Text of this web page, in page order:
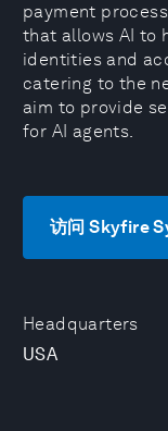
Headquarters
USA
payment
that allows AI to
identities and
catering to the
aim to provide
for AI agents.
访问 Skyfire